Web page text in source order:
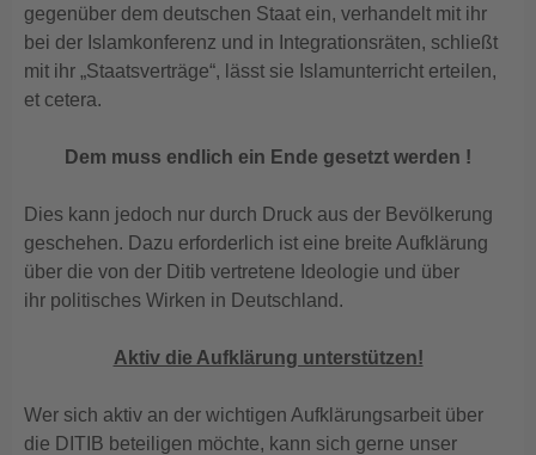
gegenüber dem deutschen Staat ein, verhandelt mit ihr
bei der Islamkonferenz und in Integrationsräten, schließt
mit ihr „Staatsverträge“, lässt sie Islamunterricht erteilen,
et cetera.
Dem muss endlich ein Ende gesetzt werden !
Dies kann jedoch nur durch Druck aus der Bevölkerung
geschehen. Dazu erforderlich ist eine breite Aufklärung
über die von der Ditib vertretene Ideologie und über
ihr politisches Wirken in Deutschland.
Aktiv die Aufklärung unterstützen!
Wer sich aktiv an der wichtigen Aufklärungsarbeit über
die DITIB beteiligen möchte, kann sich gerne unser